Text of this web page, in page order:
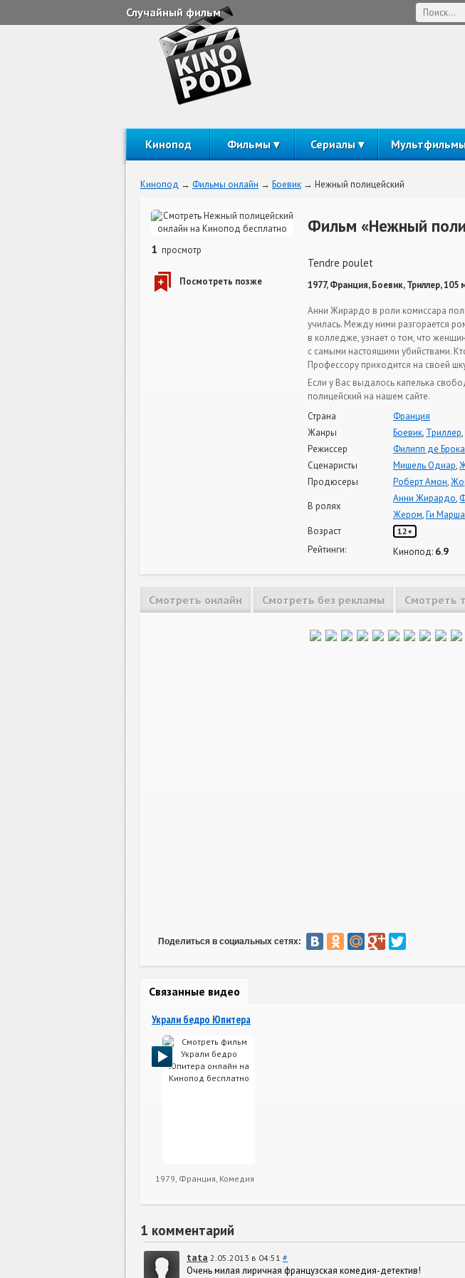
Случайный фильм
Кинопод Фильмы Сериалы
Кинопод Фильмы онлайн Боевик Нежный полицейский
1 просмотр
Фильм «Нежный
Tendre poulet
1977, Франция, Боевик, Триллер, 105
Анни Жирардо в роли комиссара
училась. Между ними разгорается
в колледже, узнает о том, что
с самыми настоящими убийствами.
Профессору приходится на своей
Если у Вас выдалось капелька
полицейский на нашем сайте.
Страна
Франция
Жанры
Боевик, Триллер,
Режиссер
Филипп де Брока
Сценаристы
Мишель Одиар,
Продюсеры
Роберт Амон,
В ролях
Анни Жирардо,
Жером,Ги
Возраст
12+
Рейтинги: Кинопод: 6.9
Смотреть онлайн Смотреть без рекламы Смотреть
Поделиться в социальных сетях:
Связанные видео
Украли бедро Юпитера
1979, Франция, Комедия
1 комментарий
tata 2.05.2013 в 04:51 #
Очень милая лиричная французская комедия-детектив!